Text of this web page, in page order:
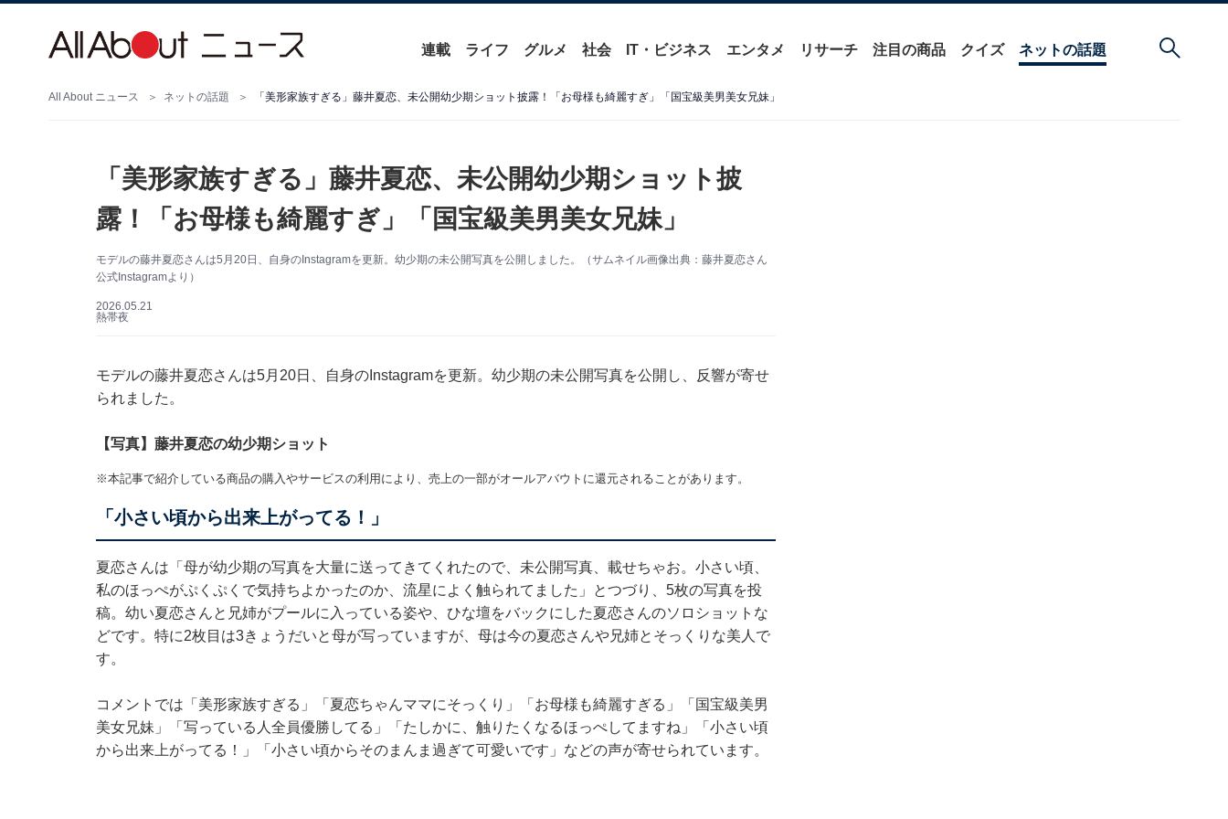
連載 ライフ グルメ 社会 IT・ビジネス エンタメ リサーチ 注目の商品 クイズ ネットの話題
All About ニュース ネットの話題 「美形家族すぎる」藤井夏恋、未公開幼少期ショット披露！「お母様も綺麗すぎ」「国宝級美男美女兄妹」
「美形家族すぎる」藤井夏恋、未公開幼少期ショット披
露！「お母様も綺麗すぎ」「国宝級美男美女兄妹」
モデルの藤井夏恋さんは5月20日、自身のInstagramを更新。幼少期の未公開写真を公開しました。（サムネイル画像出典：藤井夏恋さん
公式Instagramより）
2026.05.21
熱帯夜
モデルの藤井夏恋さんは5月20日、自身のInstagramを更新。幼少期の未公開写真を公開し、反響が寄せ
られました。
【写真】藤井夏恋の幼少期ショット
※本記事で紹介している商品の購入やサービスの利用により、売上の一部がオールアバウトに還元されることがあります。
「小さい頃から出来上がってる！」
夏恋さんは「母が幼少期の写真を大量に送ってきてくれたので、未公開写真、載せちゃお。小さい頃、
私のほっぺがぷくぷくで気持ちよかったのか、流星によく触られてました」とつづり、5枚の写真を投
稿。幼い夏恋さんと兄姉がプールに入っている姿や、ひな壇をバックにした夏恋さんのソロショットな
どです。特に2枚目は3きょうだいと母が写っていますが、母は今の夏恋さんや兄姉とそっくりな美人で
す。
コメントでは「美形家族すぎる」「夏恋ちゃんママにそっくり」「お母様も綺麗すぎる」「国宝級美男
美女兄妹」「写っている人全員優勝してる」「たしかに、触りたくなるほっぺしてますね」「小さい頃
から出来上がってる！」「小さい頃からそのまんま過ぎて可愛いです」などの声が寄せられています。